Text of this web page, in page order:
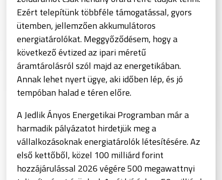
Ezért telepítünk többféle támogatással, gyors
ütemben, jellemzően akkumulátoros
energiatárolókat. Meggyőződésem, hogy a
következő évtized az ipari méretű
áramtárolásról szól majd az energetikában.
Annak lehet nyert ügye, aki időben lép, és jó
tempóban halad e téren előre.
A Jedlik Ányos Energetikai Programban már a
harmadik pályázatot hirdetjük meg a
vállalkozásoknak energiatárolók létesítésére. Az
első kettőből, közel 100 milliárd forint
hozzájárulással 2026 végére 500 megawattnyi